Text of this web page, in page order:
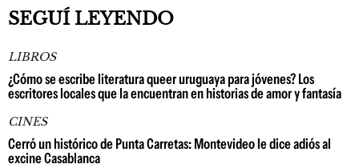
SEGUÍ LEYENDO
LIBROS
¿Cómo se escribe literatura queer uruguaya para jóvenes? Los
escritores locales que la encuentran en historias de amor y fantasía
CINES
Cerró un histórico de Punta Carretas: Montevideo le dice adiós al
excine Casablanca